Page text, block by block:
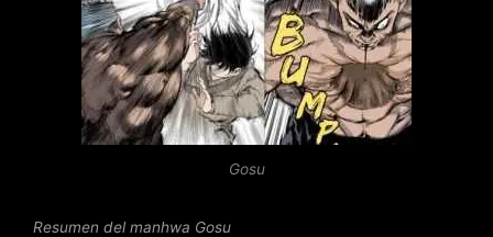
r
a
d
o
c
o
Gosu
Resumen del manhwa Gosu